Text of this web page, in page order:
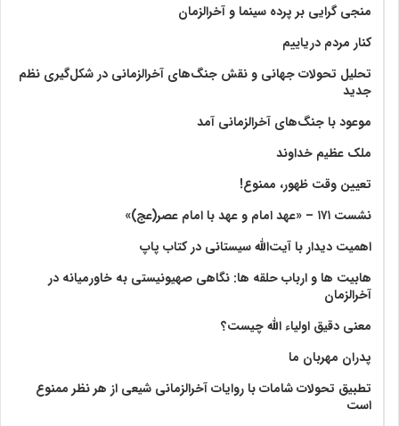
منجی گرایی بر پرده سینما و آخرالزمان
کنار مردم دریاییم
تحلیل تحولات جهانی و نقش جنگ‌های آخرالزمانی در شکل‌گیری نظم
جدید
موعود با جنگ‌های آخرالزمانی آمد
ملک عظیم خداوند
تعیین وقت ظهور، ممنوع!
نشست ۱۷۱ – «عهد امام و عهد با امام عصر(عج)»
اهمیت دیدار با آیت‌الله سیستانی در کتاب پاپ
هابیت ها و ارباب حلقه ها: نگاهی صهیونیستی به خاورمیانه در
آخرالزمان
معنی دقیق اولیاء الله چیست؟
پدران مهربان ما
تطبیق تحولات شامات با روایات آخرالزمانی شیعی از هر نظر ممنوع
است